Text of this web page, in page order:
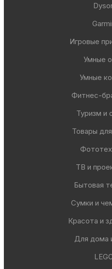
Игровые
Умные
Умные
Фитнес-
Туризм и
Товары
ТВ и
Бытовая
Сумки и
Красота и
Для дома